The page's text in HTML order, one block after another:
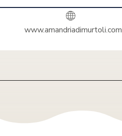
www.amandriadimurtoli.com